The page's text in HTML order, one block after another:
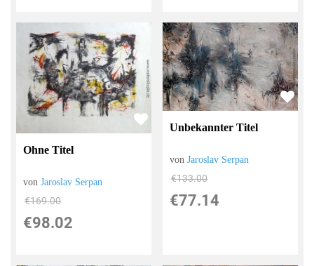
Ohne Titel
vonJaroslav Serpan
€169.00
€98.02
Unbekannter Titel
vonJaroslav Serpan
€133.00
€77.14